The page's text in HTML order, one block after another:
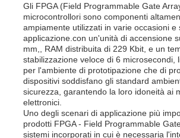
Relè semi conduttore
Antenna di comunicazione
Connettore
Gli FPGA (Field Programmable Gate
microcontrollori sono componenti
ampiamente utilizzati in varie occasioni e
applicazione.con un'unità di accensione
mm,, RAM distribuita di 229 Kbit, e un
stabilizzazione veloce di 6 microsecondi,
per l'ambiente di prototipazione che di
dispositivi soddisfano gli standard
sicurezza, garantendo la loro idoneità ai
elettronici.
Uno degli scenari di applicazione più
prodotti FPGA - Field Programmable
sistemi incorporati in cui è necessaria